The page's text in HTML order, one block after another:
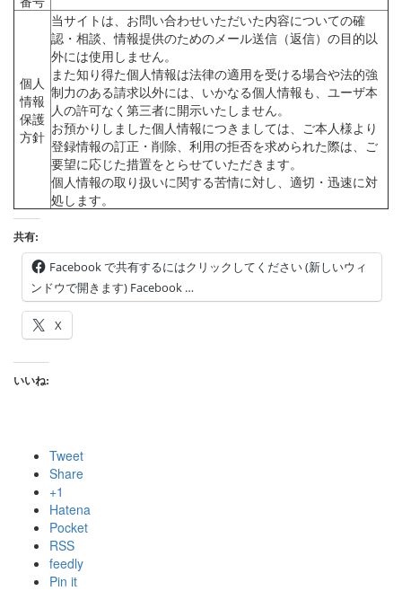
個人
情報
保護
方針
当サイトは、お問い合わせいただいた内容についての確
認・相談、情報提供のためのメール送信（返信）の目的以
外には使用しません。
また知り得た個人情報は法律の適用を受ける場合や法的強
制力のある請求以外には、いかなる個人情報も、ユーザ本
人の許可なく第三者に開示いたしません。
お預かりしました個人情報につきましては、ご本人様より
登録情報の訂正・削除、利用の拒否を求められた際は、ご
要望に応じた措置をとらせていただきます。
個人情報の取り扱いに関する苦情に対し、適切・迅速に対
処します。
共有:
Facebook で共有するにはクリックしてください (新しいウィ
ンドウで開きます) Facebook …
X
いいね:
Tweet
Share
+1
Hatena
Pocket
RSS
feedly
Pin it